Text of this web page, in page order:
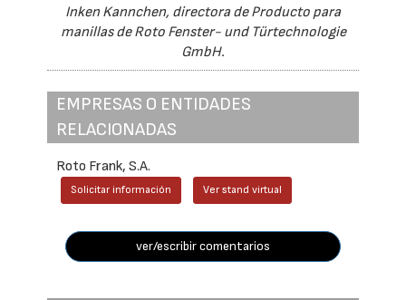
Inken Kannchen, directora de Producto para
manillas de Roto Fenster- und Türtechnologie
GmbH.
EMPRESAS O ENTIDADES
RELACIONADAS
Roto Frank, S.A.
Solicitar información Ver stand virtual
ver/escribir comentarios